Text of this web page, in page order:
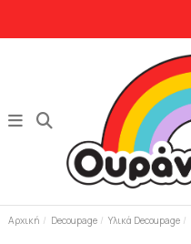
Αρχική Decoupage Υλικά Decoupage